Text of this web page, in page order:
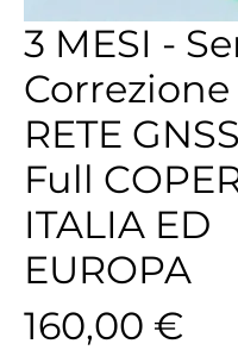
3 MESI -
Correzione
RETE
Full
ITALIA ED
EUROPA
160,00 €